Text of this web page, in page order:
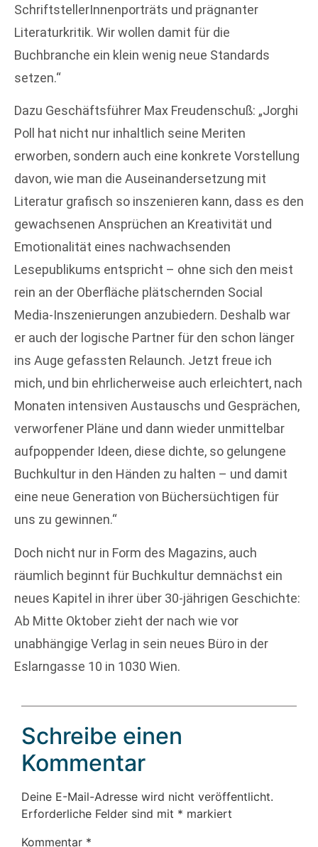
SchriftstellerInnenporträts und prägnanter
Literaturkritik. Wir wollen damit für die
Buchbranche ein klein wenig neue Standards
setzen.“
Dazu Geschäftsführer Max Freudenschuß: „Jorghi
Poll hat nicht nur inhaltlich seine Meriten
erworben, sondern auch eine konkrete Vorstellung
davon, wie man die Auseinandersetzung mit
Literatur grafisch so inszenieren kann, dass es den
gewachsenen Ansprüchen an Kreativität und
Emotionalität eines nachwachsenden
Lesepublikums entspricht – ohne sich den meist
rein an der Oberfläche plätschernden Social
Media-Inszenierungen anzubiedern. Deshalb war
er auch der logische Partner für den schon länger
ins Auge gefassten Relaunch. Jetzt freue ich
mich, und bin ehrlicherweise auch erleichtert, nach
Monaten intensiven Austauschs und Gesprächen,
verworfener Pläne und dann wieder unmittelbar
aufpoppender Ideen, diese dichte, so gelungene
Buchkultur in den Händen zu halten – und damit
eine neue Generation von Büchersüchtigen für
uns zu gewinnen.“
Doch nicht nur in Form des Magazins, auch
räumlich beginnt für Buchkultur demnächst ein
neues Kapitel in ihrer über 30-jährigen Geschichte:
Ab Mitte Oktober zieht der nach wie vor
unabhängige Verlag in sein neues Büro in der
Eslarngasse 10 in 1030 Wien.
Schreibe einen
Kommentar
Deine E-Mail-Adresse wird nicht veröffentlicht.
Erforderliche Felder sind mit * markiert
Kommentar *